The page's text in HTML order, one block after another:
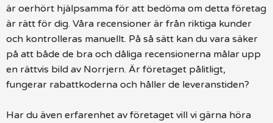
är oerhört hjälpsamma för att bedöma om detta företag
är rätt för dig. Våra recensioner är från riktiga kunder
och kontrolleras manuellt. På så sätt kan du vara säker
på att både de bra och dåliga recensionerna målar upp
en rättvis bild av Norrjern. Är företaget pålitligt,
fungerar rabattkoderna och håller de leveranstiden?
Har du även erfarenhet av företaget vill vi gärna höra